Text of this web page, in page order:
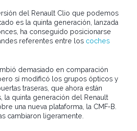
del Renault Clio que podemos
es la quinta generación, lanzada
ha conseguido posicionarse
referentes entre los coches
demasiado en comparación
sí modificó los grupos ópticos y
traseras, que ahora están
la quinta generación del Renault
una nueva plataforma, la CMF-B.
cambiaron ligeramente.